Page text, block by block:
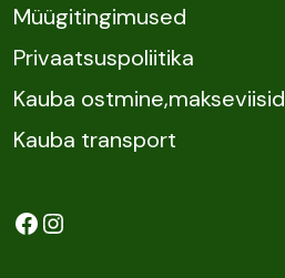
Müügitingimused
Privaatsuspoliitika
Kauba ostmine,makseviisid
Kauba transport